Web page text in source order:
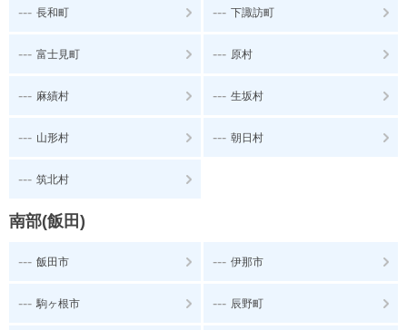
--- 長和町 --- 下諏訪町
--- 富士見町 --- 原村
--- 麻績村 --- 生坂村
--- 山形村 --- 朝日村
--- 筑北村
南部(飯田)
--- 飯田市 --- 伊那市
--- 駒ヶ根市 --- 辰野町